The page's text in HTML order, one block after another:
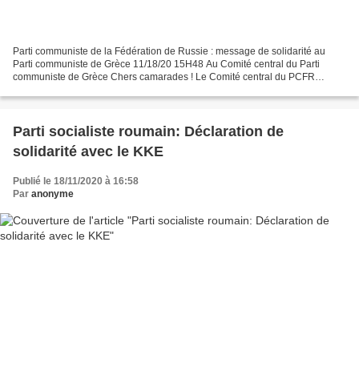
Parti communiste de la Fédération de Russie : message de solidarité au
Parti communiste de Grèce 11/18/20 15H48 Au Comité central du Parti
communiste de Grèce Chers camarades ! Le Comité central du PCFR
Parti socialiste roumain: Déclaration de
solidarité avec le KKE
Publié le 18/11/2020 à 16:58
Par anonyme